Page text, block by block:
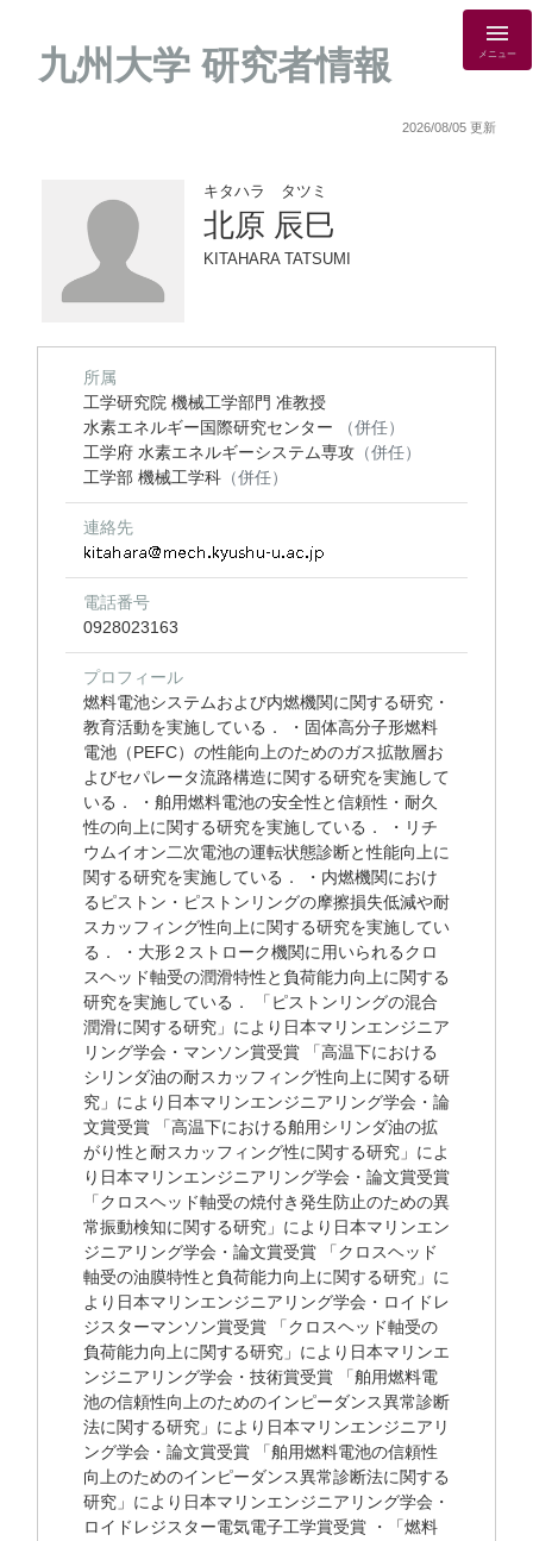
九州大学 研究者情報 メニュー
2026/08/05 更新
キタハラ タツミ
北原 辰巳
KITAHARA TATSUMI
所属
工学研究院 機械工学部門 准教授
水素エネルギー国際研究センター
（併任）
工学府 水素エネルギーシステム専攻 （併任）
工学部 機械工学科 （併任）
連絡先
電話番号
0928023163
プロフィール
燃料電池システムおよび内燃機関に関する研究・
教育活動を実施している． ・固体高分子形燃料
電池（PEFC）の性能向上のためのガス拡散層お
よびセパレータ流路構造に関する研究を実施して
いる． ・舶用燃料電池の安全性と信頼性・耐久
性の向上に関する研究を実施している． ・リチ
ウムイオン二次電池の運転状態診断と性能向上に
関する研究を実施している． ・内燃機関におけ
るピストン・ピストンリングの摩擦損失低減や耐
スカッフィング性向上に関する研究を実施してい
る． ・大形２ストローク機関に用いられるクロ
スヘッド軸受の潤滑特性と負荷能力向上に関する
研究を実施している． 「ピストンリングの混合
潤滑に関する研究」により日本マリンエンジニア
リング学会・マンソン賞受賞 「高温下における
シリンダ油の耐スカッフィング性向上に関する研
究」により日本マリンエンジニアリング学会・論
文賞受賞 「高温下における舶用シリンダ油の拡
がり性と耐スカッフィング性に関する研究」によ
り日本マリンエンジニアリング学会・論文賞受賞
「クロスヘッド軸受の焼付き発生防止のための異
常振動検知に関する研究」により日本マリンエン
ジニアリング学会・論文賞受賞 「クロスヘッド
軸受の油膜特性と負荷能力向上に関する研究」に
より日本マリンエンジニアリング学会・ロイドレ
ジスターマンソン賞受賞 「クロスヘッド軸受の
負荷能力向上に関する研究」により日本マリンエ
ンジニアリング学会・技術賞受賞 「舶用燃料電
池の信頼性向上のためのインピーダンス異常診断
法に関する研究」により日本マリンエンジニアリ
ング学会・論文賞受賞 「舶用燃料電池の信頼性
向上のためのインピーダンス異常診断法に関する
研究」により日本マリンエンジニアリング学会・
ロイドレジスター電気電子工学賞受賞 ・「燃料